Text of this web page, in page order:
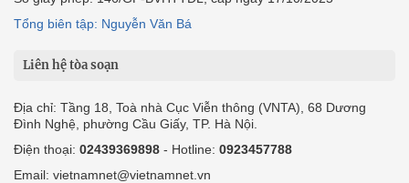
Tổng biên tập: Nguyễn Văn Bá
Liên hệ tòa soạn
Địa chỉ: Tầng 18, Toà nhà Cục Viễn thông (VNTA), 68 Dương
Đình Nghệ, phường Cầu Giấy, TP. Hà Nội.
Điện thoại: 02439369898 - Hotline: 0923457788
Email: vietnamnet@vietnamnet.vn